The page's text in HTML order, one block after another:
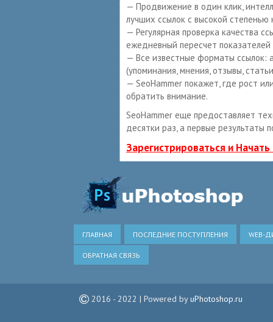
— Продвижение в один клик,
лучших ссылок с высокой
— Регулярная проверка качества
ежедневный пересчет показателей
— Все известные форматы ссылок:
(упоминания, мнения, отзывы,
— SeoHammer покажет, где рост
обратить внимание.
SeoHammer еще предоставляет
десятки раз, а первые результаты
Зарегистрироваться и
ГЛАВНАЯ ПОСЛЕДНИЕ ПОСТУПЛЕНИЯ WEB-
ОБРАТНАЯ СВЯЗЬ
2016 - 2022 | Powered byuPhotoshop.ru